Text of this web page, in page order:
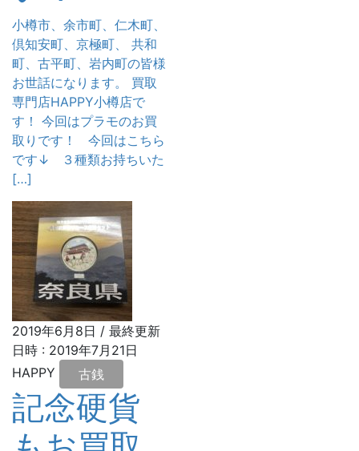
小樽市、余市町、仁木町、
倶知安町、京極町、 共和
町、古平町、岩内町の皆様
お世話になります。 買取
専門店HAPPY小樽店で
す！ 今回はプラモのお買
取りです！ 今回はこちら
です↓ ３種類お持ちいた
[…]
2019年6月8日 / 最終更新
日時 : 2019年7月21日
HAPPY
古銭
記念硬貨